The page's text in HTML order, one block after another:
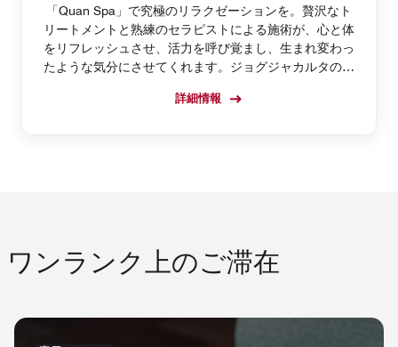
「Quan Spa」で究極のリラクゼーションを。贅沢なト
リートメントと熟練のセラピストによる施術が、心と体
をリフレッシュさせ、活力を呼び覚まし、生まれ変わっ
たような気分にさせてくれます。ジョグジャカルタの当
ングをご体験ください。
詳細情報
ワンランク上のご滞在